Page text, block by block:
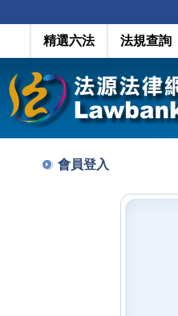
精選六法 法規查詢
會員登入